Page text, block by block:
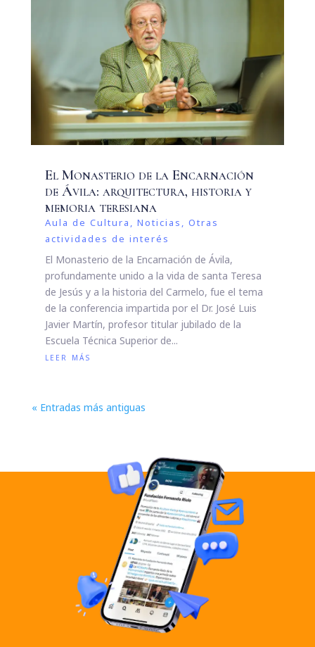
El Monasterio de la Encarnación
de Ávila: arquitectura, historia y
memoria teresiana
Aula de Cultura , Noticias , Otras
actividades de interés
El Monasterio de la Encarnación de Ávila,
profundamente unido a la vida de santa Teresa
de Jesús y a la historia del Carmelo, fue el tema
de la conferencia impartida por el Dr. José Luis
Javier Martín, profesor titular jubilado de la
Escuela Técnica Superior de...
leer más
« Entradas más antiguas